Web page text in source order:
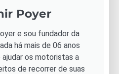
Poyer
e sou fundador da
há mais de 06 anos
os motoristas a
de recorrer de suas